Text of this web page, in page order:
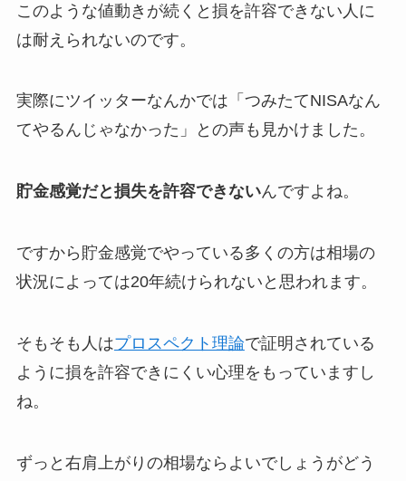
このような値動きが続くと損を許容できない人に
は耐えられないのです。
実際にツイッターなんかでは「つみたてNISAなん
てやるんじゃなかった」との声も見かけました。
貯金感覚だと損失を許容できないんですよね。
ですから貯金感覚でやっている多くの方は相場の
状況によっては20年続けられないと思われます。
そもそも人はプロスペクト理論で証明されている
ように損を許容できにくい心理をもっていますし
ね。
ずっと右肩上がりの相場ならよいでしょうがどう